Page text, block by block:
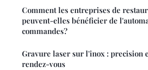
Comment les entreprises de
peuvent-elles bénéficier de
commandes?
Gravure laser sur l'inox : precision
rendez-vous